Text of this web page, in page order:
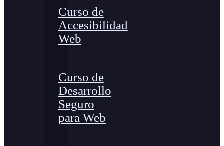
Curso de
Accesibilidad
Web
Curso de
Desarrollo
Seguro
para Web